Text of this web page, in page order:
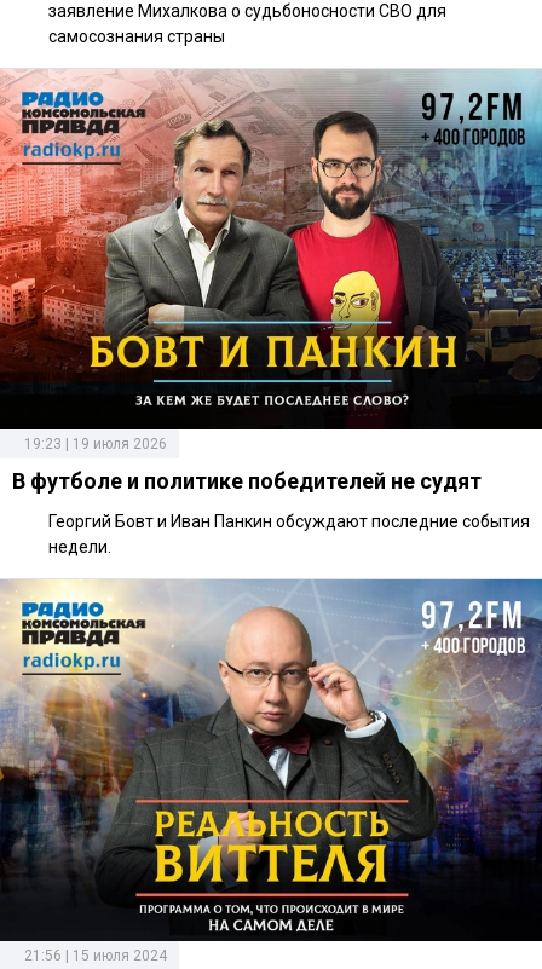
заявление Михалкова о судьбоносности СВО для
самосознания страны
19:23 | 19 июля 2026
В футболе и политике победителей не судят
Георгий Бовт и Иван Панкин обсуждают последние события
недели.
21:56 | 15 июля 2024